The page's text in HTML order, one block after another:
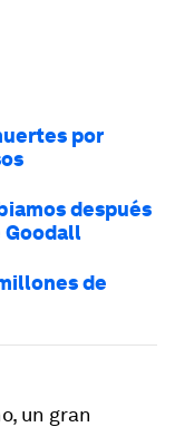
por
después
Goodall
de
un gran